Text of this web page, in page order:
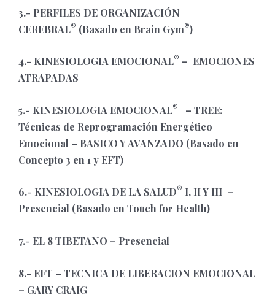
3.- PERFILES DE ORGANIZACIÓN
CEREBRAL® (Basado en Brain Gym®)
4.- KINESIOLOGIA EMOCIONAL® – EMOCIONES
ATRAPADAS
5.- KINESIOLOGIA EMOCIONAL®
– TREE:
Técnicas de Reprogramación Energético
Emocional – BASICO Y AVANZADO (Basado en
Concepto 3 en 1 y EFT)
6.- KINESIOLOGIA DE LA SALUD® I, II Y III –
Presencial (Basado en Touch for Health)
7.- EL 8 TIBETANO – Presencial
8.- EFT – TECNICA DE LIBERACION EMOCIONAL
– GARY CRAIG